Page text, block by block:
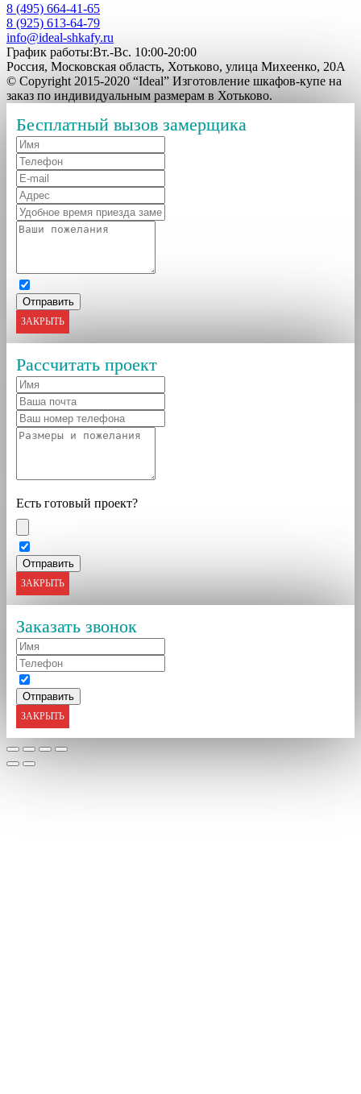
8 (495) 664-41-65
8 (925) 613-64-79
info@ideal-shkafy.ru
График работы:Вт.-Вс. 10:00-20:00
Россия, Московская область, Хотьково, улица Михеенко, 20А
© Copyright 2015-2020 “Ideal” Изготовление шкафов-купе на
заказ по индивидуальным размерам в Хотьково.
Бесплатный вызов замерщика
ЗАКРЫТЬ
Рассчитать проект
Есть готовый проект?
ЗАКРЫТЬ
Заказать звонок
ЗАКРЫТЬ